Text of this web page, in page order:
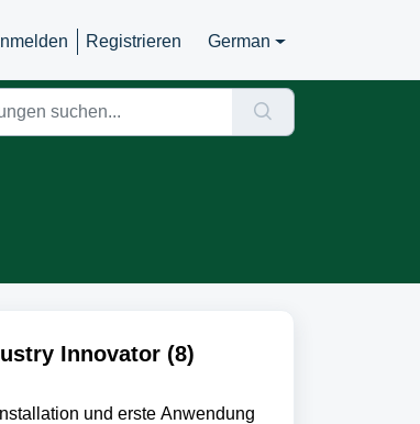
Registrieren German
Innovator (8)
und erste Anwendung